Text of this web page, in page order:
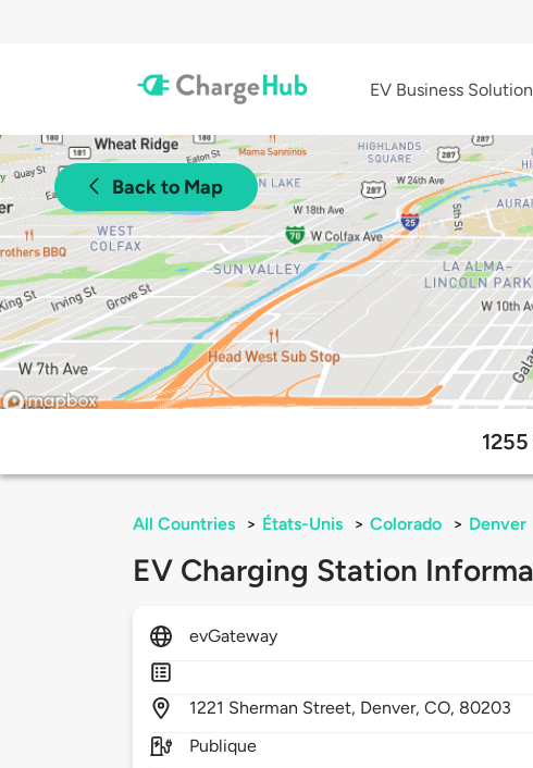
EV Business
Back to Map
All Countries > États-Unis > Colorado > Denver
EV Charging Station
evGateway
1221 Sherman Street, Denver,CO, 80203
Publique